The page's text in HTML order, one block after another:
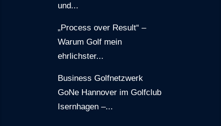
und...
„Process over Result“ –
Warum Golf mein
ehrlichster...
Business Golfnetzwerk
GoNe Hannover im Golfclub
Isernhagen –...